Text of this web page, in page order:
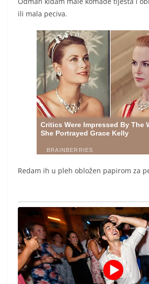
ili mala peciva.
Redam ih u pleh obložen papirom za